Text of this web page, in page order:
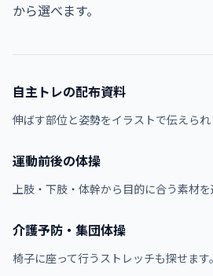
から選べます。
自主トレの配布資料
伸ばす部位と姿勢をイラストで伝えられ
運動前後の体操
上肢・下肢・体幹から目的に合う素材を
介護予防・集団体操
椅子に座って行うストレッチも探せます。